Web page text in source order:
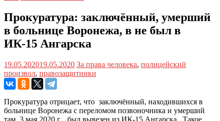
Прокуратура: заключённый, умерший
в больнице Воронежа, в не был в
ИК-15 Ангарска
19.05.202019.05.2020 За права человека, полицейский
произвол, правозащитники
Прокуратура отрицает, что заключённый, находившихся в
больнице Воронежа с переломом позвоночника и умерший
там 3 мая 2020 г., был вывезен из ИК-15 Ангарска. Такое